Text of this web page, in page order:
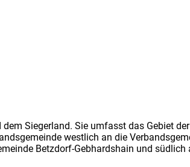
Siegerland. Sie umfasst das Gebiet
westlich an die
Betzdorf-Gebhardshain und südlich